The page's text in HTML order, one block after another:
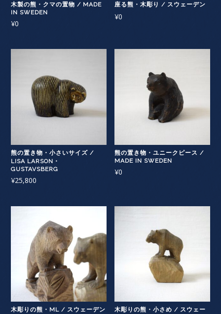
木製の熊・クマの置物 / MADE
IN SWEDEN
¥0
座る熊・木彫り / スウェーデン
¥0
熊の置き物・小さいサイズ /
LISA LARSON・
GUSTAVSBERG
¥25,800
熊の置き物・ユニークピース /
MADE IN SWEDEN
¥0
木彫りの熊・ML / スウェーデン
木彫りの熊・小さめ / スウェー